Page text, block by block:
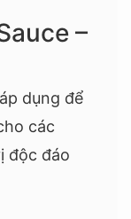
–
dụng để
các
độc đáo